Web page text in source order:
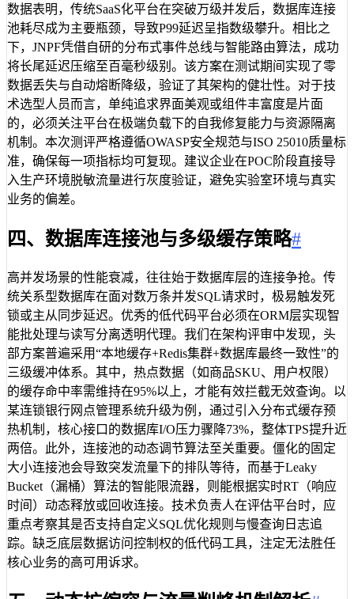
数据表明，传统SaaS化平台在突破万级并发后，数据库连接
池耗尽成为主要瓶颈，导致P99延迟呈指数级攀升。相比之
下，JNPF凭借自研的分布式事件总线与智能路由算法，成功
将长尾延迟压缩至百毫秒级别。该方案在测试期间实现了零
数据丢失与自动熔断降级，验证了其架构的健壮性。对于技
术选型人员而言，单纯追求界面美观或组件丰富度是片面
的，必须关注平台在极端负载下的自我修复能力与资源隔离
机制。本次测评严格遵循OWASP安全规范与ISO 25010质量标
准，确保每一项指标均可复现。建议企业在POC阶段直接导
入生产环境脱敏流量进行灰度验证，避免实验室环境与真实
业务的偏差。
四、数据库连接池与多级缓存策略#
高并发场景的性能衰减，往往始于数据库层的连接争抢。传
统关系型数据库在面对数万条并发SQL请求时，极易触发死
锁或主从同步延迟。优秀的低代码平台必须在ORM层实现智
能批处理与读写分离透明代理。我们在架构评审中发现，头
部方案普遍采用“本地缓存+Redis集群+数据库最终一致性”的
三级缓冲体系。其中，热点数据（如商品SKU、用户权限）
的缓存命中率需维持在95%以上，才能有效拦截无效查询。以
某连锁银行网点管理系统升级为例，通过引入分布式缓存预
热机制，核心接口的数据库I/O压力骤降73%，整体TPS提升近
两倍。此外，连接池的动态调节算法至关重要。僵化的固定
大小连接池会导致突发流量下的排队等待，而基于Leaky
Bucket（漏桶）算法的智能限流器，则能根据实时RT（响应
时间）动态释放或回收连接。技术负责人在评估平台时，应
重点考察其是否支持自定义SQL优化规则与慢查询日志追
踪。缺乏底层数据访问控制权的低代码工具，注定无法胜任
核心业务的高可用诉求。